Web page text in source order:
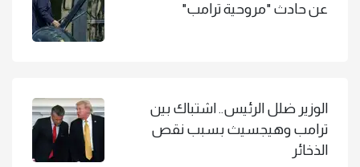
عن حادث "مروحية ترامب"
الوزير ضلل الرئيس.. اشتباك بين
ترامب وهيجسيث بسبب نقص
الذخائر